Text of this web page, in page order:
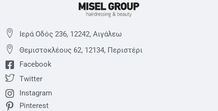
Ιερά Οδός 236, 12242, Αιγάλεω
Θεμιστoκλέους 62, 12134, Περιστέρι
Facebook
Twitter
Instagram
Pinterest